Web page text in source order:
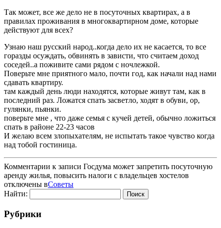
Так может, все же дело не в посуточных квартирах, а в
правилах проживания в многоквартирном доме, которые
действуют для всех?
Узнаю наш русский народ..когда дело их не касается, то все
горазды осуждать, обвинять в зависти, что считаем доход
соседей..а поживите сами рядом с ночлежкой.
Поверьте мне приятного мало, почти год, как начали над нами
сдавать квартиру.
там каждый день люди находятся, которые живут там, как в
последний раз. Ложатся спать засветло, ходят в обуви, ор,
гулянки, пьянки.
поверьте мне , что даже семья с кучей детей, обычно ложиться
спать в районе 22-23 часов
И желаю всем злопыхателям, не испытать такое чувство когда
над тобой гостиница.
Комментарии к записи Госдума может запретить посуточную
аренду жилья, повысить налоги с владельцев хостелов
отключены вСоветы
Найти:
Рубрики